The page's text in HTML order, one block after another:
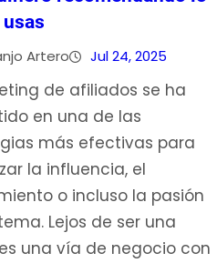
Artero Jul 24, 2025
de afiliados se ha
en una de las
más efectivas para
la influencia, el
o incluso la pasión
Lejos de ser una
una vía de negocio con